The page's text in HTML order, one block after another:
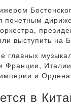
почетным
выступить на
главных
Франции,
и
в